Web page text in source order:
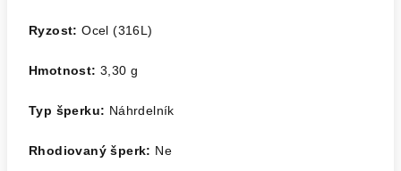
Ryzost:Ocel (316L)
Hmotnost: 3,30 g
Typ šperku: Náhrdelník
Rhodiovaný šperk: Ne